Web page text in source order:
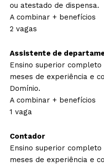
ou atestado de dispensa.
A combinar + benefícios
2 vagas
Assistente de
Ensino superior completo
meses de experiência e
Domínio.
A combinar + benefícios
1 vaga
Contador
Ensino superior completo
meses de experiência e